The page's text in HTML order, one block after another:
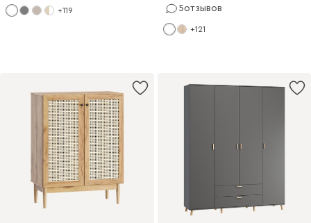
+119
5отзывов
+121